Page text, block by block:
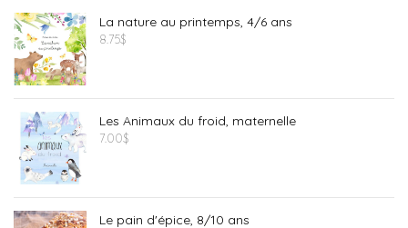
La nature au printemps, 4/6 ans
8.75$
Les Animaux du froid, maternelle
7.00$
Le pain d'épice, 8/10 ans